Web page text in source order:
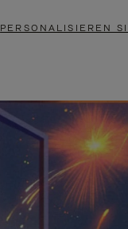
PERSONALISIEREN